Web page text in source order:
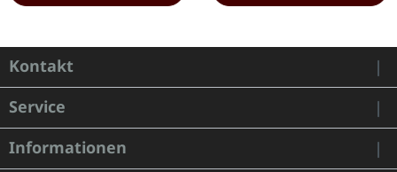
Kontakt
Service
Informationen